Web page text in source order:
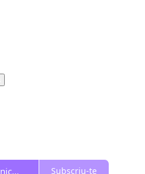
Subscriu-te